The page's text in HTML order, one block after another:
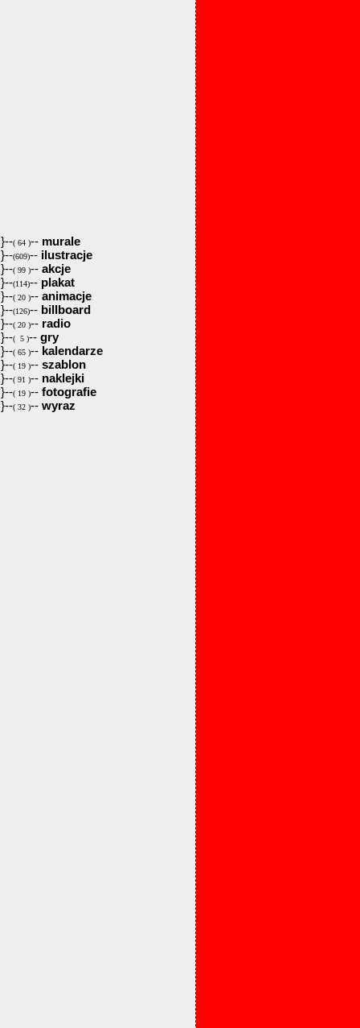
}--( 64 )-- murale
}--(609)-- ilustracje
}--( 99 )-- akcje
}--(114)-- plakat
}--( 20 )-- animacje
}--(126)-- billboard
}--( 20 )-- radio
}--( 5 )-- gry
}--( 65 )-- kalendarze
}--( 19 )-- szablon
}--( 91 )-- naklejki
}--( 19 )-- fotografie
}--( 32 )-- wyraz